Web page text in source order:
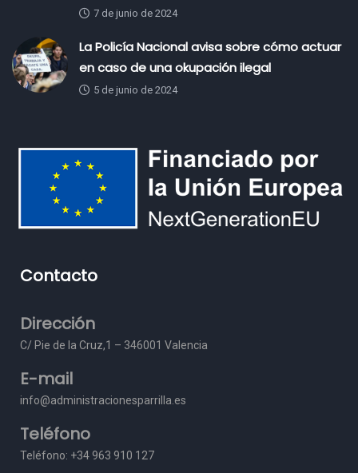
7 de junio de 2024
La Policía Nacional avisa sobre cómo actuar
en caso de una okupación ilegal
5 de junio de 2024
Contacto
Dirección
C/ Pie de la Cruz,1 – 346001 Valencia
E-mail
info@administracionesparrilla.es
Teléfono
Teléfono: +34 963 910 127